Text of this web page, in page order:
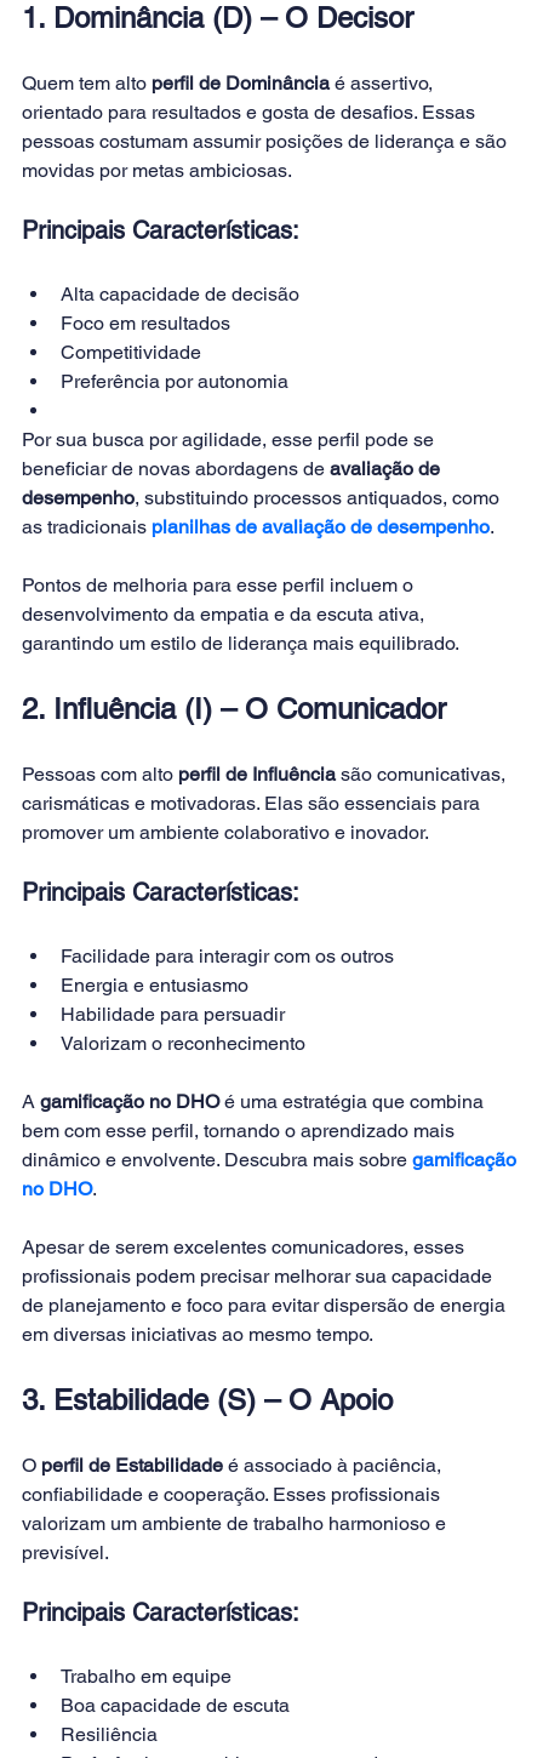
1. Dominância (D) – O Decisor
Quem tem alto perfil de Dominância é assertivo,
orientado para resultados e gosta de desafios. Essas
pessoas costumam assumir posições de liderança e são
movidas por metas ambiciosas.
Principais Características:
Alta capacidade de decisão
Foco em resultados
Competitividade
Preferência por autonomia
Por sua busca por agilidade, esse perfil pode se
beneficiar de novas abordagens de avaliação de
desempenho, substituindo processos antiquados, como
as tradicionais planilhas de avaliação de desempenho.
Pontos de melhoria para esse perfil incluem o
desenvolvimento da empatia e da escuta ativa,
garantindo um estilo de liderança mais equilibrado.
2. Influência (I) – O Comunicador
Pessoas com alto perfil de Influência são comunicativas,
carismáticas e motivadoras. Elas são essenciais para
promover um ambiente colaborativo e inovador.
Principais Características:
Facilidade para interagir com os outros
Energia e entusiasmo
Habilidade para persuadir
Valorizam o reconhecimento
A gamificação no DHO é uma estratégia que combina
bem com esse perfil, tornando o aprendizado mais
dinâmico e envolvente. Descubra mais sobre gamificação
no DHO.
Apesar de serem excelentes comunicadores, esses
profissionais podem precisar melhorar sua capacidade
de planejamento e foco para evitar dispersão de energia
em diversas iniciativas ao mesmo tempo.
3. Estabilidade (S) – O Apoio
O perfil de Estabilidade é associado à paciência,
confiabilidade e cooperação. Esses profissionais
valorizam um ambiente de trabalho harmonioso e
previsível.
Principais Características:
Trabalho em equipe
Boa capacidade de escuta
Resiliência